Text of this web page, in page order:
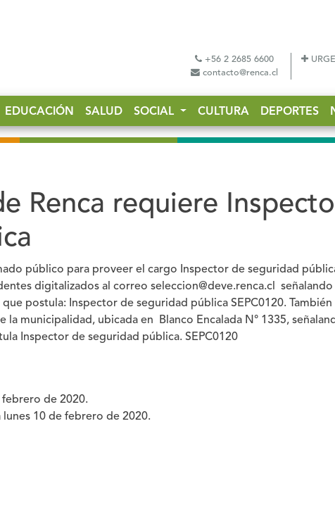
+56 2 2685 6600
contacto@renca.cl
EDUCACIÓN SALUD SOCIAL CULTURA DEPORTES
Renca requiere
público para proveer el cargo Inspector de seguridad
digitalizados al correo seleccion@deve.renca.cl señalando
postula: Inspector de seguridad pública SEPC0120. También
la municipalidad, ubicada en Blanco Encalada N° 1335,
Inspector de seguridad pública. SEPC0120
febrero de 2020.
lunes 10 de febrero de 2020.